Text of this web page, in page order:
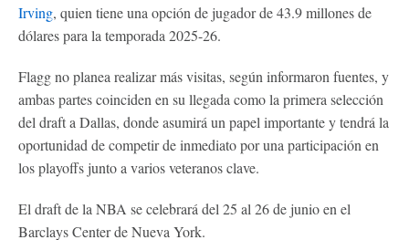
Irving, quien tiene una opción de jugador de 43.9 millones de
dólares para la temporada 2025-26.
Flagg no planea realizar más visitas, según informaron fuentes, y
ambas partes coinciden en su llegada como la primera selección
del draft a Dallas, donde asumirá un papel importante y tendrá la
oportunidad de competir de inmediato por una participación en
los playoffs junto a varios veteranos clave.
El draft de la NBA se celebrará del 25 al 26 de junio en el
Barclays Center de Nueva York.